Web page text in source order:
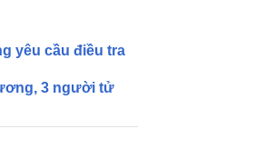
yêu cầu điều tra
3 người tử